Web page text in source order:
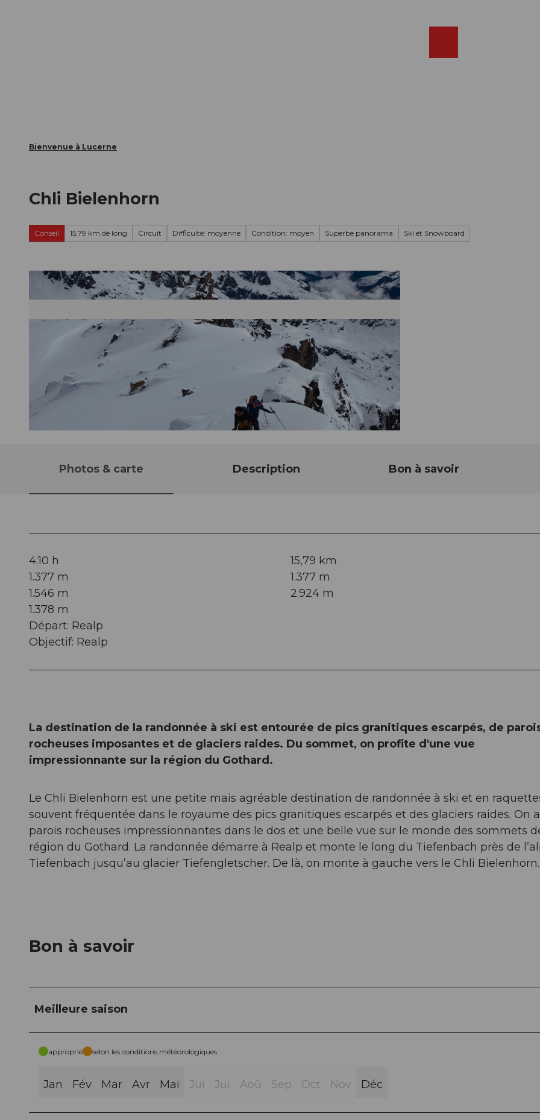
Bienvenue à Lucerne
Chli Bielenhorn
Conseil 15,79 km de long Circuit Difficulté: moyenne Condition: moyen Superbe panorama Ski et Snowboard
Photos & carte Description Bon à savoir
4:10 h
15,79 km
1.377 m
1.377 m
1.546 m
2.924 m
1.378 m
Départ: Realp
Objectif: Realp
La destination de la randonnée à ski est entourée de pics granitiques escarpés, de
rocheuses imposantes et de glaciers raides. Du sommet, on profite d'une vue
impressionnante sur la région du Gothard.
Le Chli Bielenhorn est une petite mais agréable destination de randonnée à ski et en
souvent fréquentée dans le royaume des pics granitiques escarpés et des glaciers raides. On
parois rocheuses impressionnantes dans le dos et une belle vue sur le monde des sommets
région du Gothard. La randonnée démarre à Realp et monte le long du Tiefenbach près de
Tiefenbach jusqu’au glacier Tiefengletscher. De là, on monte à gauche vers le Chli Bielenhorn.
Bon à savoir
Meilleure saison
approprié selon les conditions météorologiques
Jan Fév Mar Avr Mai Jui Jui Aoû Sep Oct Nov Déc